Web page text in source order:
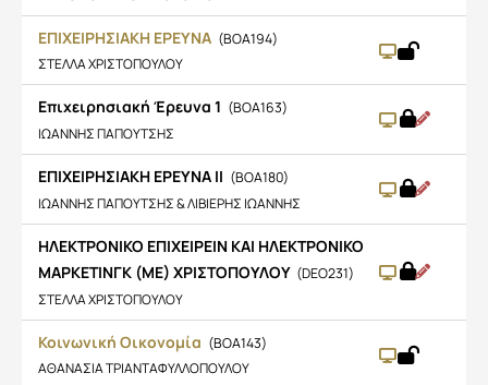
ΕΠΙΧΕΙΡΗΣΙΑΚΗ ΕΡΕΥΝΑ (BOA194)
ΣΤΕΛΛΑ ΧΡΙΣΤΟΠΟΥΛΟΥ
Επιχειρησιακή Έρευνα 1 (BOA163)
ΙΩΑΝΝΗΣ ΠΑΠΟΥΤΣΗΣ
ΕΠΙΧΕΙΡΗΣΙΑΚΗ ΕΡΕΥΝΑ ΙΙ (BOA180)
ΙΩΑΝΝΗΣ ΠΑΠΟΥΤΣΗΣ & ΛΙΒΙΕΡΗΣ ΙΩΑΝΝΗΣ
ΗΛΕΚΤΡΟΝΙΚΟ ΕΠΙΧΕΙΡΕΙΝ ΚΑΙ ΗΛΕΚΤΡΟΝΙΚΟ
ΜΑΡΚΕΤΙΝΓΚ (ΜΕ) ΧΡΙΣΤΟΠΟΥΛΟΥ (DEO231)
ΣΤΕΛΛΑ ΧΡΙΣΤΟΠΟΥΛΟΥ
Κοινωνική Οικονομία (BOA143)
ΑΘΑΝΑΣΙΑ ΤΡΙΑΝΤΑΦΥΛΛΟΠΟΥΛΟΥ